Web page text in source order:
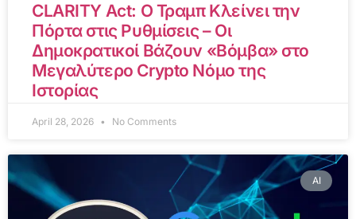
CLARITY Act: Ο Τραμπ Κλείνει την
Πόρτα στις Ρυθμίσεις – Οι
Δημοκρατικοί Βάζουν «Βόμβα» στο
Μεγαλύτερο Crypto Νόμο της
Ιστορίας
April 28, 2026 No Comments
AI